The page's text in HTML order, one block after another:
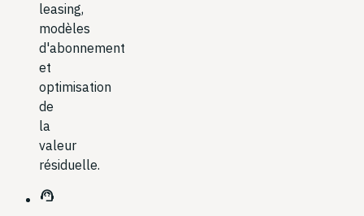
leasing,
modèles
d'abonnement
et
optimisation
de
la
valeur
résiduelle.
support_agent